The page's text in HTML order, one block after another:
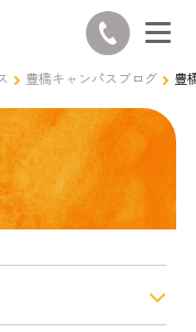
豊橋キャンパスブログ 豊